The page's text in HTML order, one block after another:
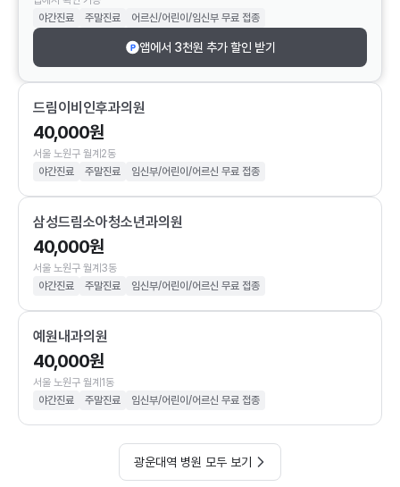
야간진료
주말진료 어르신/어린이/임신부 무료 접종
앱에서 3천원 추가 할인 받기
드림이비인후과의원
40,000원
서울 노원구 월계2동
야간진료
주말진료 임신부/어린이/어르신 무료 접종
삼성드림소아청소년과의원
40,000원
서울 노원구 월계3동
야간진료
주말진료 임신부/어린이/어르신 무료 접종
예원내과의원
40,000원
서울 노원구 월계1동
야간진료
주말진료 임신부/어린이/어르신 무료 접종
광운대역 병원 모두 보기